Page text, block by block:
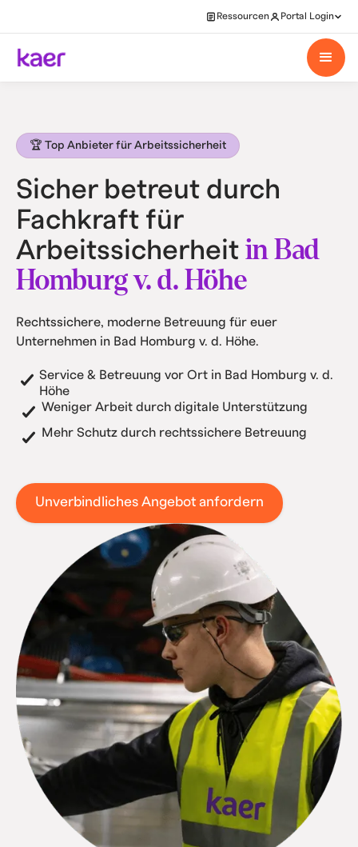
Ressourcen Portal Login
🏆 Top Anbieter für Arbeitssicherheit
Sicher betreut durch
Fachkraft für
Arbeitssicherheit in Bad
Homburg v. d. Höhe
Rechtssichere, moderne Betreuung für euer
Unternehmen in Bad Homburg v. d. Höhe.
Service & Betreuung vor Ort in Bad Homburg v. d.
Höhe
Weniger Arbeit durch digitale Unterstützung
Mehr Schutz durch rechtssichere Betreuung
Unverbindliches Angebot anfordern